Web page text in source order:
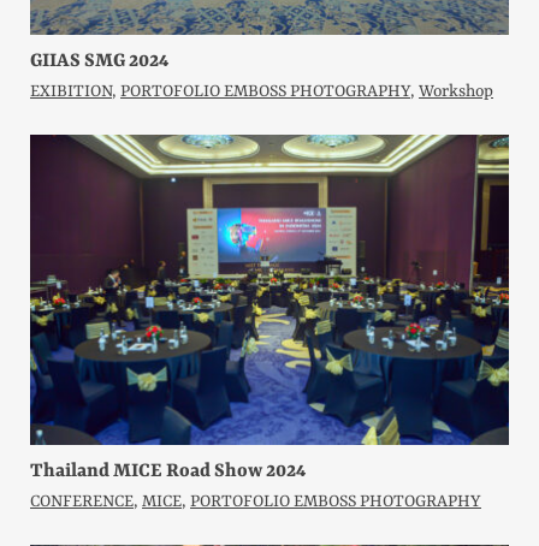
GIIAS SMG 2024
EXIBITION, PORTOFOLIO EMBOSS PHOTOGRAPHY, Workshop
Thailand MICE Road Show 2024
CONFERENCE, MICE, PORTOFOLIO EMBOSS PHOTOGRAPHY